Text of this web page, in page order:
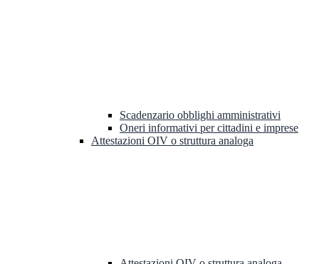
Scadenzario obblighi amministrativi
Oneri informativi per cittadini e imprese
Attestazioni OIV o struttura analoga